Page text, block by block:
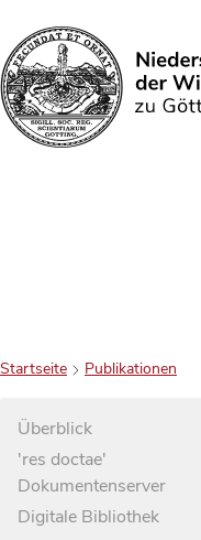
Suchen
Startseite Publikationen
Überblick
'res doctae'
Dokumentenserver
Digitale Bibliothek